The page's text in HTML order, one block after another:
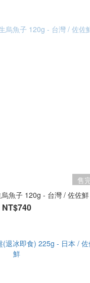
售
魚子 120g - 台灣 / 佐佐鮮
NT$740